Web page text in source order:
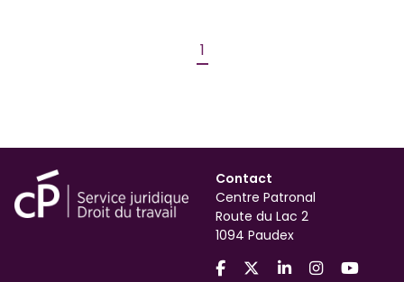
1
Contact
Centre Patronal
Route du Lac 2
1094 Paudex